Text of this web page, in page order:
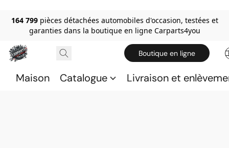
164 799 pièces détachées automobiles d'occasion, testées et
garanties dans la boutique en ligne Carparts4you
Boutique en ligne
Maison Catalogue Livraison et